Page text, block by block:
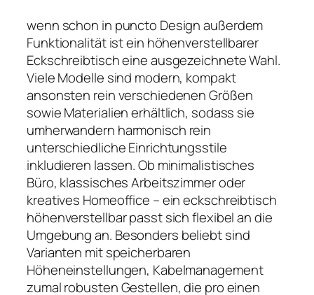
wenn schon in puncto Design außerdem
Funktionalität ist ein höhenverstellbarer
Eckschreibtisch eine ausgezeichnete Wahl.
Viele Modelle sind modern, kompakt
ansonsten rein verschiedenen Größen
sowie Materialien erhältlich, sodass sie
umherwandern harmonisch rein
unterschiedliche Einrichtungsstile
inkludieren lassen. Ob minimalistisches
Büro, klassisches Arbeitszimmer oder
kreatives Homeoffice – ein eckschreibtisch
höhenverstellbar passt sich flexibel an die
Umgebung an. Besonders beliebt sind
Varianten mit speicherbaren
Höheneinstellungen, Kabelmanagement
zumal robusten Gestellen, die pro einen